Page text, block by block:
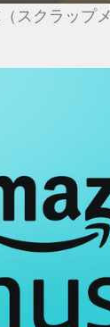
（スクラップ